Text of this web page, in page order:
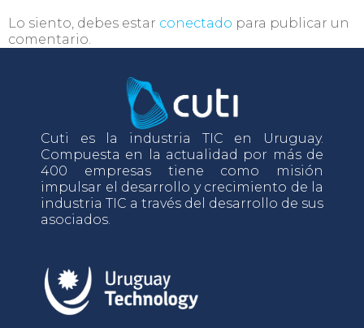
Lo siento, debes estar conectado para publicar un
comentario.
Cuti es la industria TIC en Uruguay.
Compuesta en la actualidad por más de
400 empresas tiene como misión
impulsar el desarrollo y crecimiento de la
industria TIC a través del desarrollo de sus
asociados.